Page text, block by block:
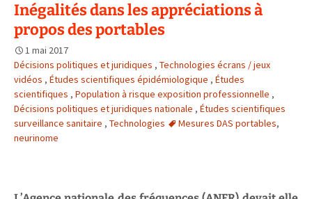
Inégalités dans les appréciations à
propos des portables
1 mai 2017
Décisions politiques et juridiques , Technologies écrans / jeux
vidéos , Études scientifiques épidémiologique , Études
scientifiques , Population à risque exposition professionnelle ,
Décisions politiques et juridiques nationale , Études scientifiques
surveillance sanitaire , Technologies Mesures DAS portables,
neurinome